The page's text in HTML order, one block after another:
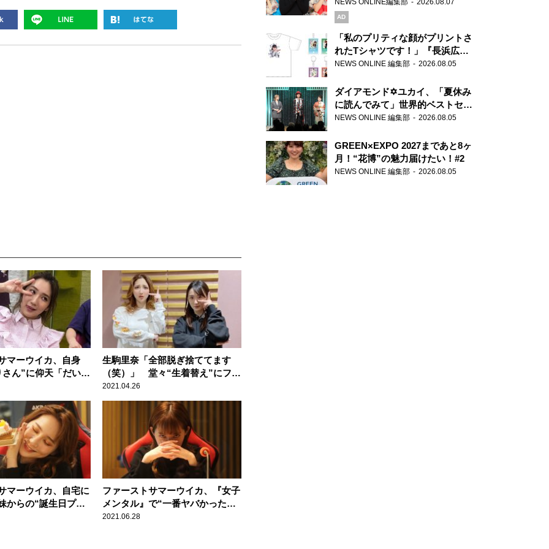
マーウイカ、自身
ん”に仰天「だいた
生駒里奈「全部脱ぎ捨ててます
（笑）」 堂々“生着替え”にファ
ーストサマーウイカも驚愕
2021.04.26
マーウイカ、自宅に
からの“誕生日プレ
ファーストサマーウイカ、『女子
メンタル』で“一番ヤバかった瞬
間”を告白「まさに戦場って感じ
2021.06.28
NEWS ONLINE編集部 2026.08.07
AD
「私のプリティな顔がプリントさ
れたTシャツです！」『長浜広奈
天下無双』初の番組グッズ発売
NEWS ONLINE 編集部 2026.08.05
ダイアモンド✡ユカイ、「夏休み
に読んでみて」世界的ベストセラ
ー『アナスタシア』を紹介
NEWS ONLINE 編集部 2026.08.05
GREEN×EXPO 2027まであと8ヶ
月！“花博”の魅力届けたい！#2
NEWS ONLINE 編集部 2026.08.05